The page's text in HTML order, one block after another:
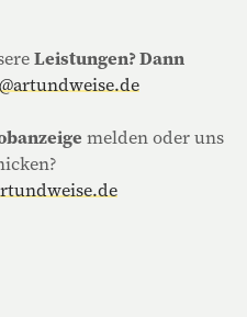
Leistungen? Dann
melden oder uns